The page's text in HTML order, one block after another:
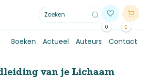
0 0
Boeken Actueel Auteurs Contact
van je Lichaam